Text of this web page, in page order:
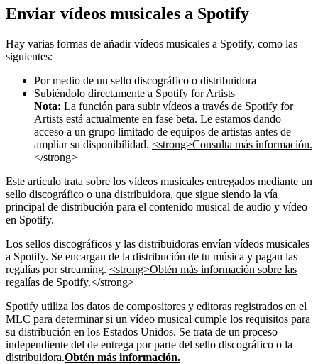
Enviar vídeos musicales a Spotify
Hay varias formas de añadir vídeos musicales a Spotify, como las
siguientes:
Por medio de un sello discográfico o distribuidora
Subiéndolo directamente a Spotify for Artists
Nota: La función para subir vídeos a través de Spotify for
Artists está actualmente en fase beta. Le estamos dando
acceso a un grupo limitado de equipos de artistas antes de
ampliar su disponibilidad. <strong>Consulta más información.
</strong>
Este artículo trata sobre los vídeos musicales entregados mediante un
sello discográfico o una distribuidora, que sigue siendo la vía
principal de distribución para el contenido musical de audio y vídeo
en Spotify.
Los sellos discográficos y las distribuidoras envían vídeos musicales
a Spotify. Se encargan de la distribución de tu música y pagan las
regalías por streaming. <strong>Obtén más información sobre las
regalías de Spotify.</strong>
Spotify utiliza los datos de compositores y editoras registrados en el
MLC para determinar si un vídeo musical cumple los requisitos para
su distribución en los Estados Unidos. Se trata de un proceso
independiente del de entrega por parte del sello discográfico o la
distribuidora.Obtén más información.